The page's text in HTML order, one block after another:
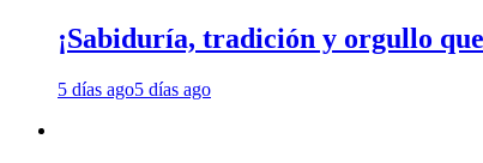
¡Sabiduría, tradición y orgullo
5 días ago5 días ago